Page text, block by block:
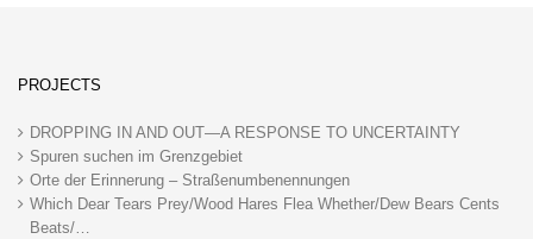
PROJECTS
DROPPING IN AND OUT—A RESPONSE TO UNCERTAINTY
Spuren suchen im Grenzgebiet
Orte der Erinnerung – Straßenumbenennungen
Which Dear Tears Prey/Wood Hares Flea Whether/Dew Bears Cents
Beats/…